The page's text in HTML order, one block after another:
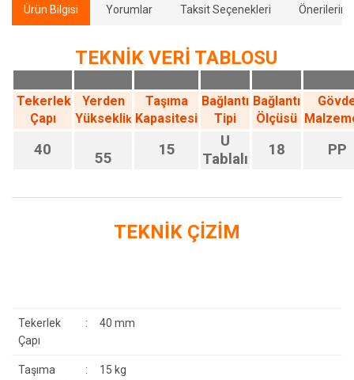
Ürün Bilgisi Yorumlar Taksit Seçenekleri
TEKNİK VERİ TABLOSU
Tekerlek
Çapı
Yerden
Yükseklik
Taşıma
Kapasitesi
Bağlantı
Tipi
Bağlantı
Ölçüsü
40 55 15
U
Tablalı
18 PP
TEKNİK ÇİZİM
Tekerlek
Çapı
: 40 mm
Taşıma
: 15 kg